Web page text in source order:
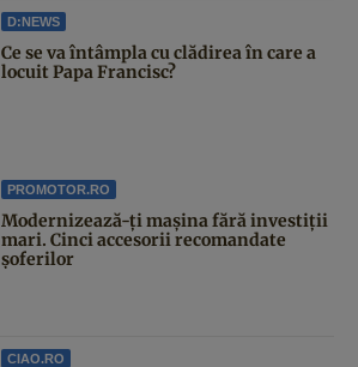
D:NEWS
Ce se va întâmpla cu clădirea în care a
locuit Papa Francisc?
PROMOTOR.RO
Modernizează-ți mașina fără investiții
mari. Cinci accesorii recomandate
șoferilor
CIAO.RO